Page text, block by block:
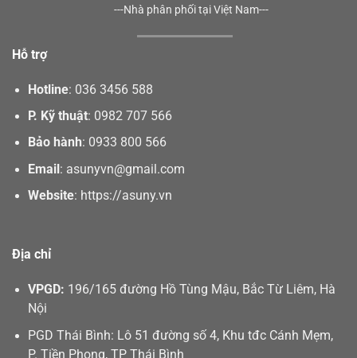
---Nhà phân phối tại Việt Nam---
Hỗ trợ
Hotline: 036 3456 588
P. Kỹ thuật: 0982 707 566
Bảo hành: 0933 800 566
Email : asunyvn@gmail.com
Website: https://asuny.vn
Địa chỉ
VPGD: 196/165 đường Hồ Tùng Mậu, Bắc Từ Liêm, Hà
Nội
PGD Thái Bình: Lô 51 đường số 4, Khu tđc Cánh Mẹm,
P. Tiền Phong, TP Thái Bình